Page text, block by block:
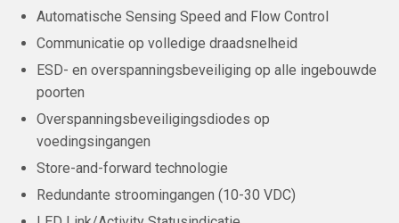
Automatische Sensing Speed and Flow Control
Communicatie op volledige draadsnelheid
ESD- en overspanningsbeveiliging op alle ingebouwde
poorten
Overspanningsbeveiligingsdiodes op
voedingsingangen
Store-and-forward technologie
Redundante stroomingangen (10-30 VDC)